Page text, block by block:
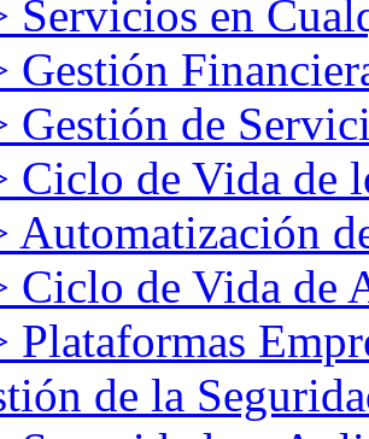
Servicios en
Gestión
Gestión de
Ciclo de Vida de
Automatización
Ciclo de Vida de
Plataformas
de la